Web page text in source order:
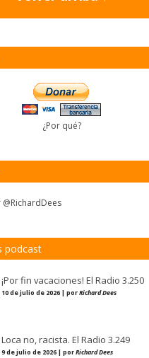
¿Por qué?
podcast
¡Por fin vacaciones! El Radio 3.250
10 de julio de 2026 | porRichard Dees
Loca no, racista. El Radio 3.249
9 de julio de 2026 | porRichard Dees